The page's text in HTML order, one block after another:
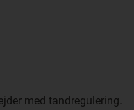
med tandregulering.